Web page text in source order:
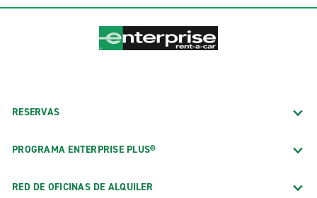
RESERVAS
PROGRAMA ENTERPRISE PLUS®
RED DE OFICINAS DE ALQUILER